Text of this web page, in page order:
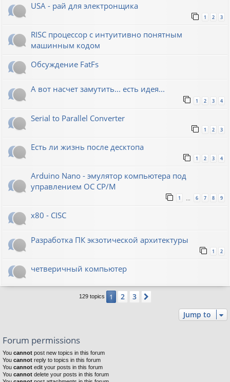
USA - рай для электронщика
1 2 3
RISC процессор с интуитивно понятным
машинным кодом
Обсуждение FatFs
А вот насчет замутить... есть идея...
1 2 3 4
Serial to Parallel Converter
1 2 3
Есть ли жизнь после десктопа
1 2 3 4
Arduino Nano - эмулятор компьютера под
управлением ОС CP/M
1 6 7 8 9
x80 - CISC
Разработка ПК экзотической архитектуры
1 2
четверичный компьютер
129 topics 1 2 3
Jump to
Forum permissions
You cannot post new topics in this forum
You cannot reply to topics in this forum
You cannot edit your posts in this forum
You cannot delete your posts in this forum